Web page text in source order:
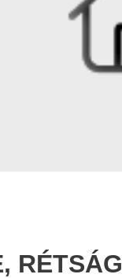
RÉTSÁG